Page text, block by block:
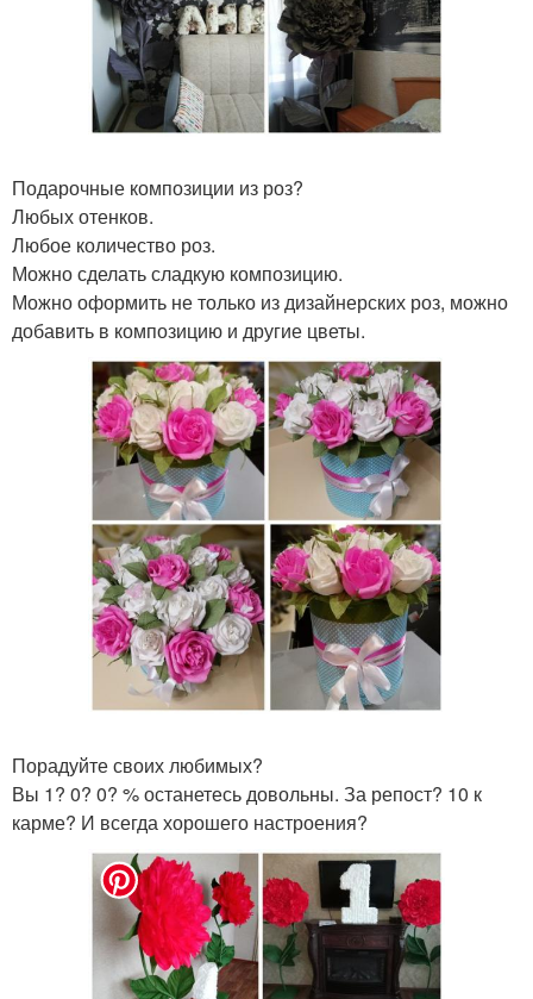
Подарочные композиции из роз?
Любых отенков.
Любое количество роз.
Можно сделать сладкую композицию.
Можно оформить не только из дизайнерских роз, можно
добавить в композицию и другие цветы.
Порадуйте своих любимых?
Вы 1? 0? 0? % останетесь довольны. За репост? 10 к
карме? И всегда хорошего настроения?